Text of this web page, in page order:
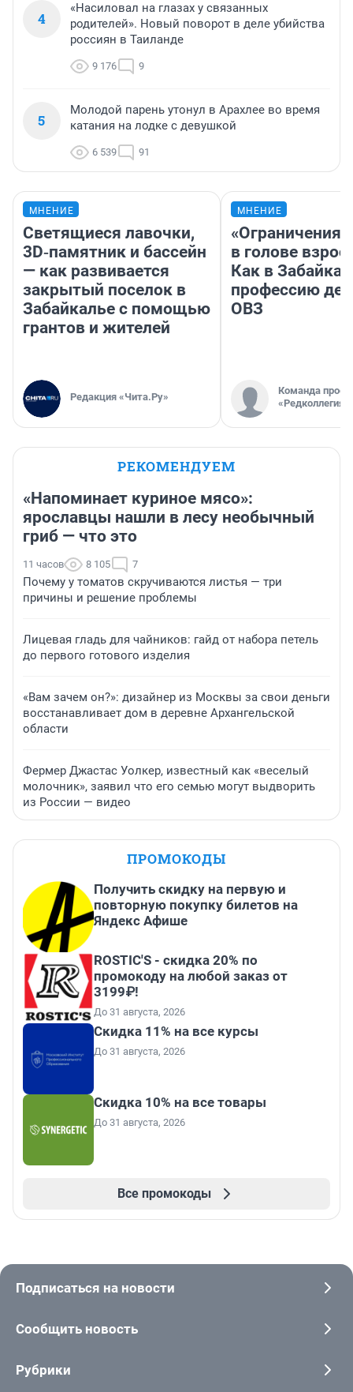
4
«Насиловал на глазах у связанных
родителей». Новый поворот в деле убийства
россиян в Таиланде
9 176 9
5
Молодой парень утонул в Арахлее во время
катания на лодке с девушкой
6 539 91
МНЕНИЕ
Светящиеся лавочки,
3D‑памятник и бассейн
— как развивается
закрытый поселок в
Забайкалье с помощью
грантов и жителей
Редакция «Чита.Ру»
МНЕНИЕ
«Ограничения
в голове
Как в
профессию
ОВЗ
Команда
«Редколлегия»
РЕКОМЕНДУЕМ
«Напоминает куриное мясо»:
ярославцы нашли в лесу необычный
гриб — что это
11 часов 8 105 7
Почему у томатов скручиваются листья — три
причины и решение проблемы
Лицевая гладь для чайников: гайд от набора петель
до первого готового изделия
«Вам зачем он?»: дизайнер из Москвы за свои деньги
восстанавливает дом в деревне Архангельской
области
Фермер Джастас Уолкер, известный как «веселый
молочник», заявил что его семью могут выдворить
из России — видео
ПРОМОКОДЫ
Получить скидку на первую и
повторную покупку билетов на
Яндекс Афише
ROSTIC'S - скидка 20% по
промокоду на любой заказ от
3199₽!
До 31 августа, 2026
Скидка 11% на все курсы
До 31 августа, 2026
Скидка 10% на все товары
До 31 августа, 2026
Все промокоды
Подписаться на новости
Сообщить новость
Рубрики